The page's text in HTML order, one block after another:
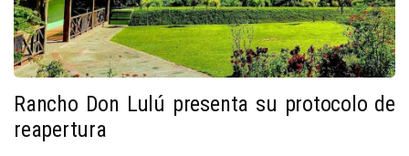
Rancho Don Lulú presenta su protocolo de
reapertura